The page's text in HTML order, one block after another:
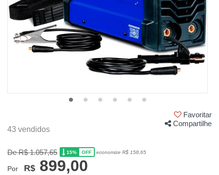
Favoritar
43 vendidos
Compartilhe
De R$ 1.057,65 15% OFF economize R$ 158,65
Por R$ 899,00